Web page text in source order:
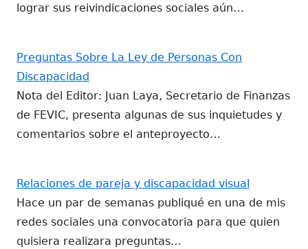
lograr sus reivindicaciones sociales aún…
Preguntas Sobre La Ley de Personas Con
Discapacidad
Nota del Editor: Juan Laya, Secretario de Finanzas
de FEVIC, presenta algunas de sus inquietudes y
comentarios sobre el anteproyecto…
Relaciones de pareja y discapacidad visual
Hace un par de semanas publiqué en una de mis
redes sociales una convocatoria para que quien
quisiera realizara preguntas…